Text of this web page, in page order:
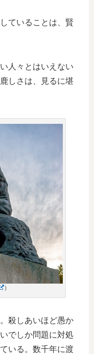
ていることは、賢
人々とはいえない
しさは、見るに堪
）
殺しあいほど愚か
でしか問題に対処
いる。数千年に渡